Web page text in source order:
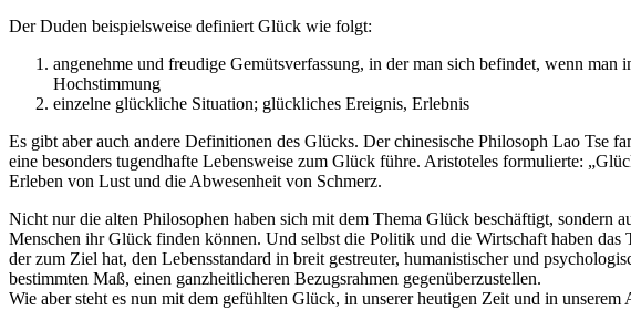
Der Duden beispielsweise definiert Glück wie folgt:
angenehme und freudige Gemütsverfassung, in der man sich befindet, wenn
Hochstimmung
einzelne glückliche Situation; glückliches Ereignis, Erlebnis
Es gibt aber auch andere Definitionen des Glücks. Der chinesische Philosoph Lao Tse
eine besonders tugendhafte Lebensweise zum Glück führe. Aristoteles formulierte:
Erleben von Lust und die Abwesenheit von Schmerz.
Nicht nur die alten Philosophen haben sich mit dem Thema Glück beschäftigt, sondern
Menschen ihr Glück finden können. Und selbst die Politik und die Wirtschaft haben
der zum Ziel hat, den Lebensstandard in breit gestreuter, humanistischer und
bestimmten Maß, einen ganzheitlicheren Bezugsrahmen gegenüberzustellen.
Wie aber steht es nun mit dem gefühlten Glück, in unserer heutigen Zeit und in unserem